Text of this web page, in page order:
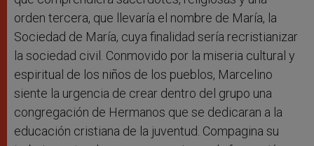
orden tercera, que llevaría el nombre de María, la
Sociedad de María, cuya finalidad sería recristianizar
la sociedad civil. Conmovido por la miseria cultural y
espiritual de los niños de los pueblos, Marcelino
siente la urgencia de crear dentro del grupo una
congregación de Hermanos que se dedicaran a la
educación cristiana de la juventud. Compagina su